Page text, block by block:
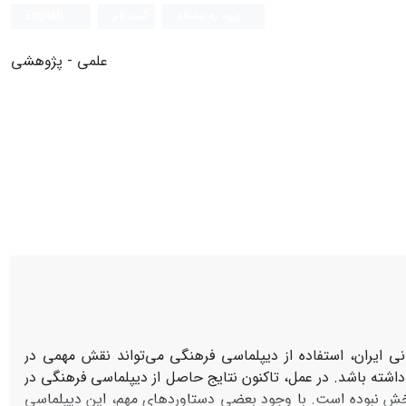
علمی - پژوهشی
ایران، استفاده از دیپلماسی فرهنگی می‌تواند نقش مهمی در
باشد. در عمل، تاکنون نتایج حاصل از دیپلماسی فرهنگی در
نبوده است. با وجود بعضی دستاوردهای مهم، این دیپلماسی